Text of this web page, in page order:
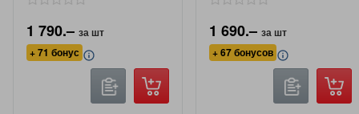
1 790.– за шт
+ 71 бонус
1 690.– за шт
+ 67 бонусов